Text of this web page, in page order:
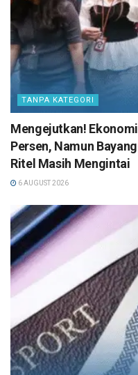
TANPA KATEGORI
Mengejutkan!
Persen, Namun
Ritel Masih Mengintai
6 AUGUST 2026